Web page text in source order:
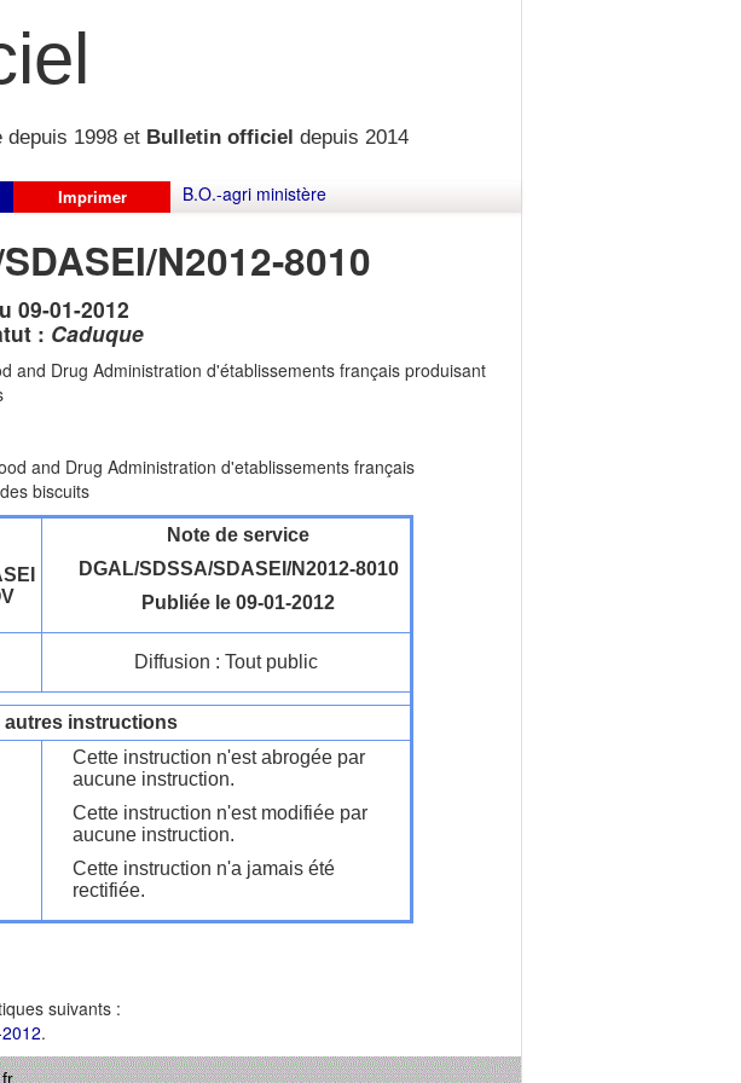
depuis 1998 et Bulletin officiel depuis 2014
Imprimer B.O.-agri ministère
N2012-8010
09-01-2012
: Caduque
and Drug Administration d'établissements français produisant
and Drug Administration d'etablissements français
biscuits
Note de service
DGAL/SDSSA/SDASEI/N2012-8010
Publiée le 09-01-2012
Diffusion : Tout public
autres instructions
Cette instruction n'est abrogée par
aucune instruction.
Cette instruction n'est modifiée par
aucune instruction.
Cette instruction n'a jamais été
rectifiée.
suivants :
.